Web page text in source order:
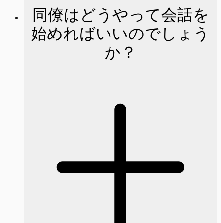
同僚はどうやって会話を
始めればいいのでしょう
か？